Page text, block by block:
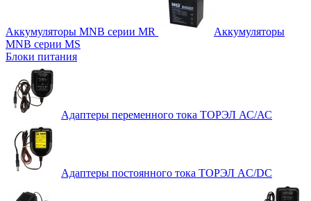
Аккумуляторы MNB серии MR
Аккумуляторы
MNB серии MS
Блоки питания
Адаптеры переменного тока ТОРЭЛ АС/АС
Адаптеры постоянного тока ТОРЭЛ AC/DC